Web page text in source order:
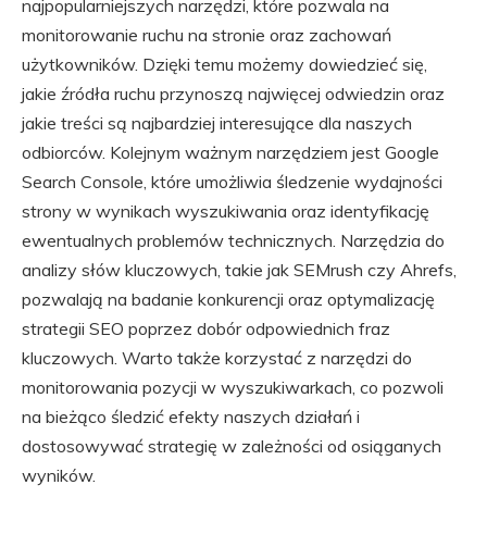
najpopularniejszych narzędzi, które pozwala na
monitorowanie ruchu na stronie oraz zachowań
użytkowników. Dzięki temu możemy dowiedzieć się,
jakie źródła ruchu przynoszą najwięcej odwiedzin oraz
jakie treści są najbardziej interesujące dla naszych
odbiorców. Kolejnym ważnym narzędziem jest Google
Search Console, które umożliwia śledzenie wydajności
strony w wynikach wyszukiwania oraz identyfikację
ewentualnych problemów technicznych. Narzędzia do
analizy słów kluczowych, takie jak SEMrush czy Ahrefs,
pozwalają na badanie konkurencji oraz optymalizację
strategii SEO poprzez dobór odpowiednich fraz
kluczowych. Warto także korzystać z narzędzi do
monitorowania pozycji w wyszukiwarkach, co pozwoli
na bieżąco śledzić efekty naszych działań i
dostosowywać strategię w zależności od osiąganych
wyników.